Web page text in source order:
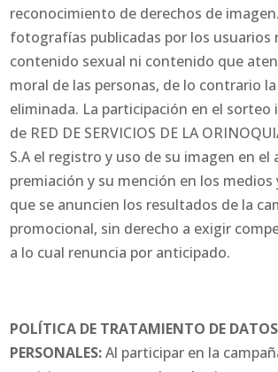
reconocimiento de derechos de
fotografías publicadas por los usuarios
contenido sexual ni contenido que
moral de las personas, de lo contrario
eliminada. La participación en el sorteo
de RED DE SERVICIOS DE LA
S.A el registro y uso de su imagen en el
premiación y su mención en los medios
que se anuncien los resultados de la
promocional, sin derecho a exigir
a lo cual renuncia por anticipado.
POLÍTICA DE TRATAMIENTO DE DATOS
PERSONALES:Al participar en la